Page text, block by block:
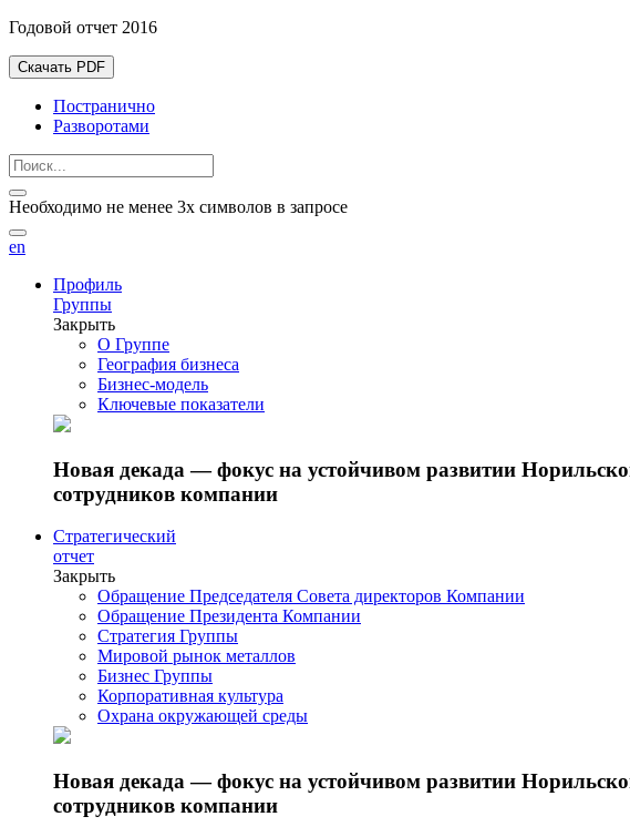
Годовой отчет 2016
Скачать PDF
Постранично
Разворотами
Необходимо не менее 3х символов в запросе
en
Профиль
Группы
Закрыть
О Группе
География бизнеса
Бизнес-модель
Ключевые показатели
Новая декада — фокус на устойчивом развитии
сотрудников компании
Стратегический
отчет
Закрыть
Обращение Председателя Совета директоров Компании
Обращение Президента Компании
Стратегия Группы
Мировой рынок металлов
Бизнес Группы
Корпоративная культура
Охрана окружающей среды
Новая декада — фокус на устойчивом развитии
сотрудников компании